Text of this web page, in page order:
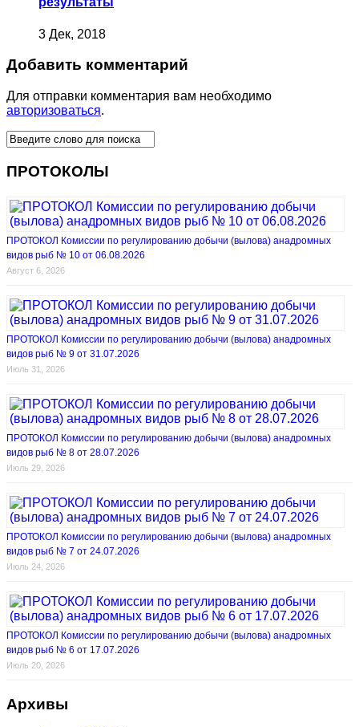
3 Дек, 2018
Добавить комментарий
Для отправки комментария вам необходимо
авторизоваться.
ПРОТОКОЛЫ
ПРОТОКОЛ Комиссии по регулированию добычи (вылова) анадромных
видов рыб № 10 от 06.08.2026
Август 6, 2026
ПРОТОКОЛ Комиссии по регулированию добычи (вылова) анадромных
видов рыб № 9 от 31.07.2026
Июль 31, 2026
ПРОТОКОЛ Комиссии по регулированию добычи (вылова) анадромных
видов рыб № 8 от 28.07.2026
Июль 29, 2026
ПРОТОКОЛ Комиссии по регулированию добычи (вылова) анадромных
видов рыб № 7 от 24.07.2026
Июль 24, 2026
ПРОТОКОЛ Комиссии по регулированию добычи (вылова) анадромных
видов рыб № 6 от 17.07.2026
Июль 20, 2026
Архивы